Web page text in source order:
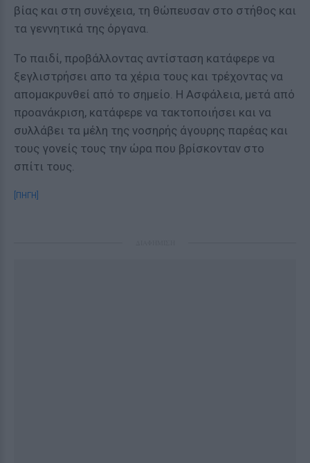
βίας και στη συνέχεια, τη θώπευσαν στο στήθος και
τα γεννητικά της όργανα.
Το παιδί, προβάλλοντας αντίσταση κατάφερε να
ξεγλιστρήσει απο τα χέρια τους και τρέχοντας να
απομακρυνθεί από το σημείο. Η Ασφάλεια, μετά από
προανάκριση, κατάφερε να τακτοποιήσει και να
συλλάβει τα μέλη της νοσηρής άγουρης παρέας και
τους γονείς τους την ώρα που βρίσκονταν στο
σπίτι τους.
[ΠΗΓΗ]